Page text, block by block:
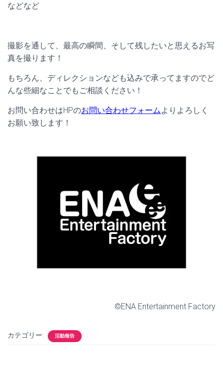
などなど
撮影を通して、最高の瞬間、そして残したいと思えるお写
真を撮ります！
もちろん、ディレクションなども込みで承ってますのでど
んな些細なことでもご相談ください！
お問い合わせはHPのお問い合わせフォーム よりよろしく
お願い致します！
©ENA Entertainment Factory
カテゴリー: 活動報告